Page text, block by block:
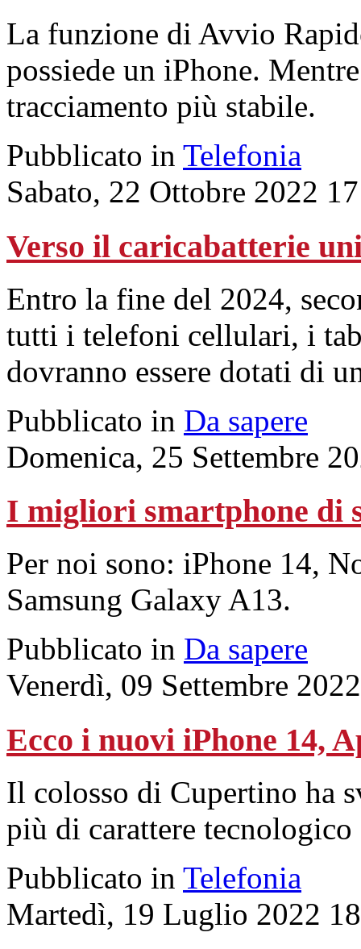
La funzione di Avvio
possiede un iPhone.
tracciamento più stabile.
Pubblicato in Telefonia
Sabato, 22 Ottobre 2022
Verso il caricabatterie
Entro la fine del 2024,
tutti i telefoni cellulari, i
dovranno essere dotati di
Pubblicato in Da sapere
Domenica, 25 Settembre
I migliori smartphone di
Per noi sono: iPhone 14,
Samsung Galaxy A13.
Pubblicato in Da sapere
Venerdì, 09 Settembre
Ecco i nuovi iPhone 14,
Il colosso di Cupertino ha
più di carattere
Pubblicato in Telefonia
Martedì, 19 Luglio 2022